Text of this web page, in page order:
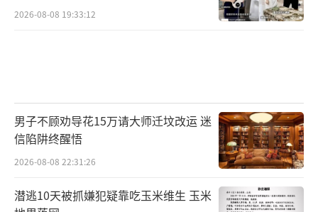
2026-08-08 19:33:12
男子不顾劝导花15万请大师迁坟改运 迷
信陷阱终醒悟
2026-08-08 22:31:26
潜逃10天被抓嫌犯疑靠吃玉米维生 玉米